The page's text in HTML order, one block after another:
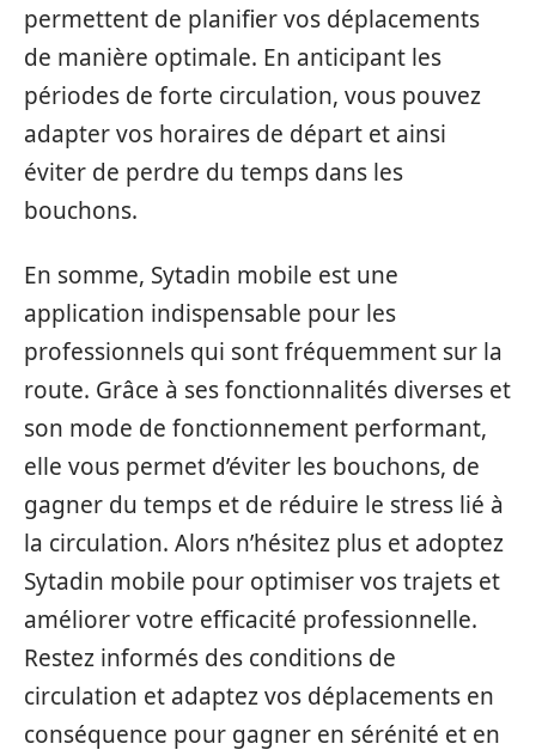
permettent de planifier vos déplacements
de manière optimale. En anticipant les
périodes de forte circulation, vous pouvez
adapter vos horaires de départ et ainsi
éviter de perdre du temps dans les
bouchons.
En somme, Sytadin mobile est une
application indispensable pour les
professionnels qui sont fréquemment sur la
route. Grâce à ses fonctionnalités diverses et
son mode de fonctionnement performant,
elle vous permet d’éviter les bouchons, de
gagner du temps et de réduire le stress lié à
la circulation. Alors n’hésitez plus et adoptez
Sytadin mobile pour optimiser vos trajets et
améliorer votre efficacité professionnelle.
Restez informés des conditions de
circulation et adaptez vos déplacements en
conséquence pour gagner en sérénité et en